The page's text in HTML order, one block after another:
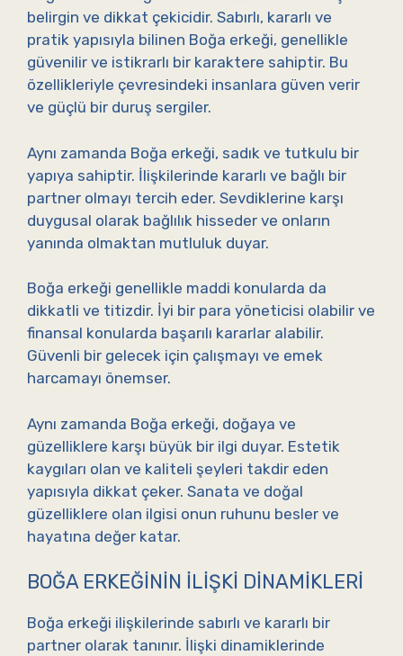
belirgin ve dikkat çekicidir. Sabırlı, kararlı ve
pratik yapısıyla bilinen Boğa erkeği, genellikle
güvenilir ve istikrarlı bir karaktere sahiptir. Bu
özellikleriyle çevresindeki insanlara güven verir
ve güçlü bir duruş sergiler.
Aynı zamanda Boğa erkeği, sadık ve tutkulu bir
yapıya sahiptir. İlişkilerinde kararlı ve bağlı bir
partner olmayı tercih eder. Sevdiklerine karşı
duygusal olarak bağlılık hisseder ve onların
yanında olmaktan mutluluk duyar.
Boğa erkeği genellikle maddi konularda da
dikkatli ve titizdir. İyi bir para yöneticisi olabilir ve
finansal konularda başarılı kararlar alabilir.
Güvenli bir gelecek için çalışmayı ve emek
harcamayı önemser.
Aynı zamanda Boğa erkeği, doğaya ve
güzelliklere karşı büyük bir ilgi duyar. Estetik
kaygıları olan ve kaliteli şeyleri takdir eden
yapısıyla dikkat çeker. Sanata ve doğal
güzelliklere olan ilgisi onun ruhunu besler ve
hayatına değer katar.
BOĞA ERKEĞININ İLIŞKI DINAMIKLERI
Boğa erkeği ilişkilerinde sabırlı ve kararlı bir
partner olarak tanınır. İlişki dinamiklerinde